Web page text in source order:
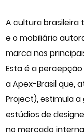
A cultura
e o mobiliário
marca nos
Esta é a
a Apex-Brasil que,
Project), estimula
estúdios de
no mercado